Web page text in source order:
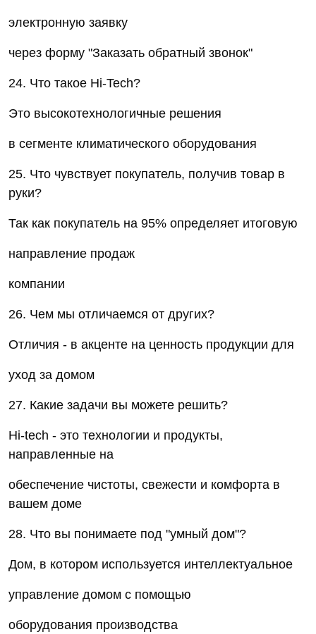
электронную заявку
через форму "Заказать обратный звонок"
24. Что такое Hi-Tech?
Это высокотехнологичные решения
в сегменте климатического оборудования
25. Что чувствует покупатель, получив товар в
руки?
Так как покупатель на 95% определяет итоговую
направление продаж
компании
26. Чем мы отличаемся от других?
Отличия - в акценте на ценность продукции для
уход за домом
27. Какие задачи вы можете решить?
Hi-tech - это технологии и продукты,
направленные на
обеспечение чистоты, свежести и комфорта в
вашем доме
28. Что вы понимаете под "умный дом"?
Дом, в котором используется интеллектуальное
управление домом с помощью
оборудования производства